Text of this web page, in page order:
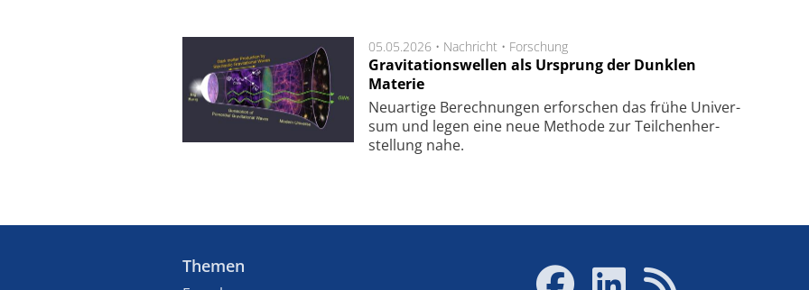
05.05.2026 • Nachricht • Forschung
Gravitationswellen als Ursprung der Dunklen
Materie
Neu­artige Be­rech­nung­en er­for­schen das frü­he Uni­ver­
sum und legen eine neue Me­tho­de zur Teil­chen­her­
stel­lung nahe.
Themen